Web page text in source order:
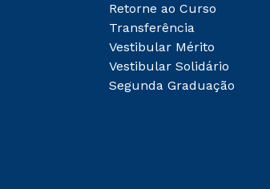
Retorne ao Curso
Transferência
Vestibular Mérito
Vestibular Solidário
Segunda Graduação